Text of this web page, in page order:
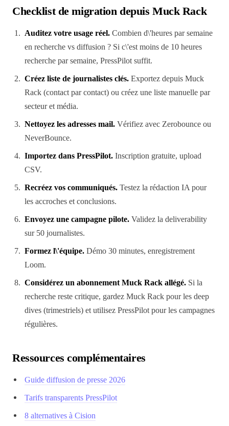
Checklist de migration depuis Muck Rack
Auditez votre usage réel. Combien d\'heures par semaine
en recherche vs diffusion ? Si c\'est moins de 10 heures
recherche par semaine, PressPilot suffit.
Créez liste de journalistes clés. Exportez depuis Muck
Rack (contact par contact) ou créez une liste manuelle par
secteur et média.
Nettoyez les adresses mail. Vérifiez avec Zerobounce ou
NeverBounce.
Importez dans PressPilot. Inscription gratuite, upload
CSV.
Recréez vos communiqués. Testez la rédaction IA pour
les accroches et conclusions.
Envoyez une campagne pilote. Validez la deliverability
sur 50 journalistes.
Formez l\'équipe. Démo 30 minutes, enregistrement
Loom.
Considérez un abonnement Muck Rack allégé. Si la
recherche reste critique, gardez Muck Rack pour les deep
dives (trimestriels) et utilisez PressPilot pour les campagnes
régulières.
Ressources complémentaires
Guide diffusion de presse 2026
Tarifs transparents PressPilot
8 alternatives à Cision